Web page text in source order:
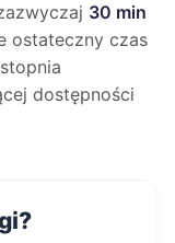
30 min
ostateczny czas
dostępności